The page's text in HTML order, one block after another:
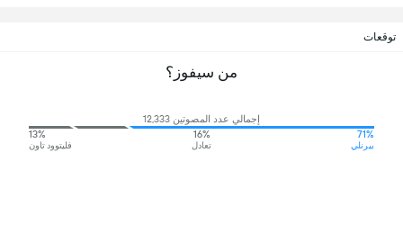
توقعات
من سيفوز؟
إجمالي عدد المصوتين 12,333
71%
بيرنلي
16%
تعادل
13%
فليتوود تاون